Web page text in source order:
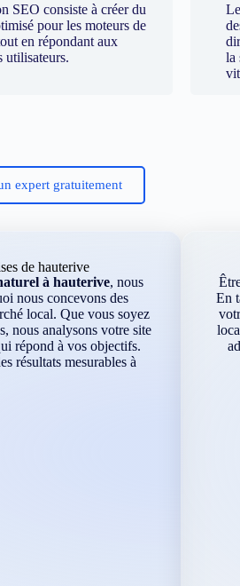
SEO consiste à créer du
pour les moteurs de
en répondant aux
utilisateurs.
la
expert gratuitement
de hauterive
à hauterive, nous
nous concevons des
local. Que vous soyez
nous analysons votre site
répond à vos objectifs.
résultats mesurables à
En